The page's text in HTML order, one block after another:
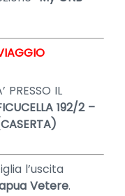
PRESSO IL
192/2 –
l’uscita
Vetere.